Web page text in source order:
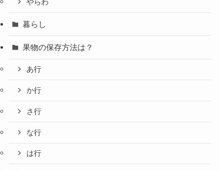
やらわ
暮らし
果物の保存方法は？
あ行
か行
さ行
な行
は行